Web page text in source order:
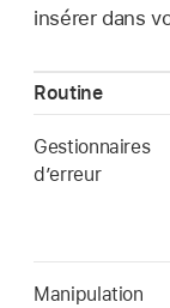
insérer dans
Routine
Gestionnaires
d’erreur
Manipulation